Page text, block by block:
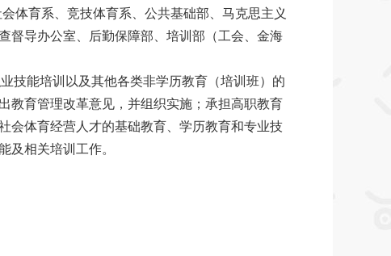
体育系、竞技体育系、公共基础部、马克思主义
督导办公室、后勤保障部、培训部（工会、金海
业技能培训以及其他各类非学历教育（培训班）的
教育管理改革意见，并组织实施；承担高职教育
会体育经营人才的基础教育、学历教育和专业技
关培训工作。